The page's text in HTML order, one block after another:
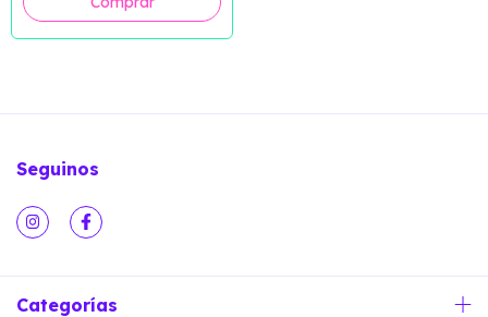
Seguinos
Categorías